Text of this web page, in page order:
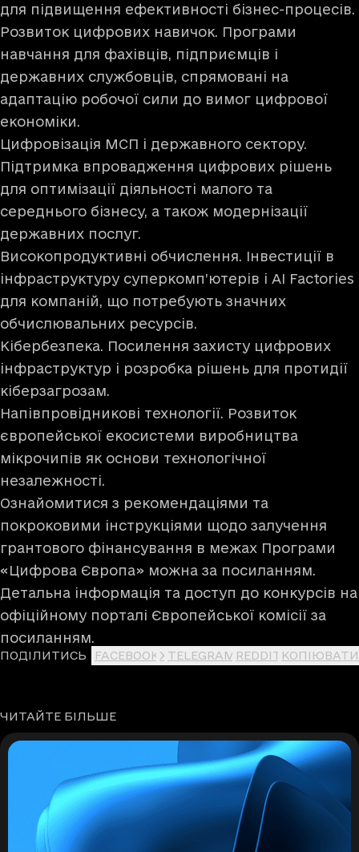
для підвищення ефективності бізнес-процесів.
Розвиток цифрових навичок. Програми
навчання для фахівців, підприємців і
державних службовців, спрямовані на
адаптацію робочої сили до вимог цифрової
економіки.
Цифровізація МСП і державного сектору.
Підтримка впровадження цифрових рішень
для оптимізації діяльності малого та
середнього бізнесу, а також модернізації
державних послуг.
Високопродуктивні обчислення. Інвестиції в
інфраструктуру суперкомп’ютерів і AI Factories
для компаній, що потребують значних
обчислювальних ресурсів.
Кібербезпека. Посилення захисту цифрових
інфраструктур і розробка рішень для протидії
кіберзагрозам.
Напівпровідникові технології. Розвиток
європейської екосистеми виробництва
мікрочипів як основи технологічної
незалежності.
Ознайомитися з рекомендаціями та
покроковими інструкціями щодо залучення
грантового фінансування в межах Програми
«Цифрова Європа» можна за посиланням.
Детальна інформація та доступ до конкурсів на
офіційному порталі Європейської комісії за
посиланням.
ПОДІЛИТИСЬ FACEBOOK X TELEGRAM REDDIT КОПІЮВАТИ
ЧИТАЙТЕ БІЛЬШЕ